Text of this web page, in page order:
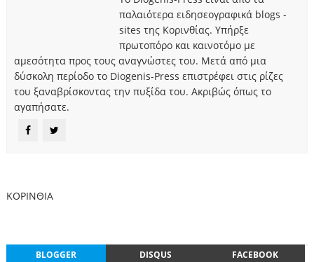
παλαιότερα ειδησεογραφικά blogs -
sites της Κορινθίας. Υπήρξε
πρωτοπόρο και καινοτόμο με
αμεσότητα προς τους αναγνώστες του. Μετά από μια
δύσκολη περίοδο το Diogenis-Press επιστρέφει στις ρίζες
του ξαναβρίσκοντας την πυξίδα του. Ακριβώς όπως το
αγαπήσατε.
ΚΟΡΙΝΘΙΑ
BLOGGER DISQUS FACEBOOK